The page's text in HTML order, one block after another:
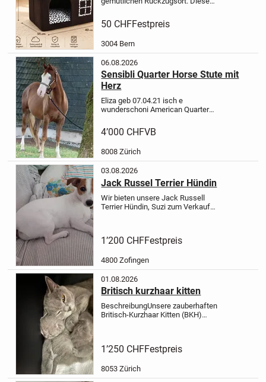
charmanten Landhaus Design eignet
sich ideal für kleine Hunde und
50 CHFFestpreis
3004 Bern
06.08.2026
Sensibli Quarter Horse Stute mit
Herz
Eliza geb 07.04.21 isch e
wunderschoni American Quarter
viel Talent.Sie isch artgerecht i de
Herde ufgwaschse,gesund,sehr
unglaublich...
4’000 CHFVB
8008 Zürich
03.08.2026
Jack Russel Terrier Hündin
Wir bieten unsere Jack Russell
Terrier Hündin, Suzi zum Verkauf
Die Jack Russell Hündin...
1’200 CHFFestpreis
4800 Zofingen
01.08.2026
Britisch kurzhaar kitten
BeschreibungUnsere zauberhaften
Britisch-Kurzhaar Kitten (BKH)
viel Liebe und Fürsorge in unserem
1’250 CHFFestpreis
8053 Zürich